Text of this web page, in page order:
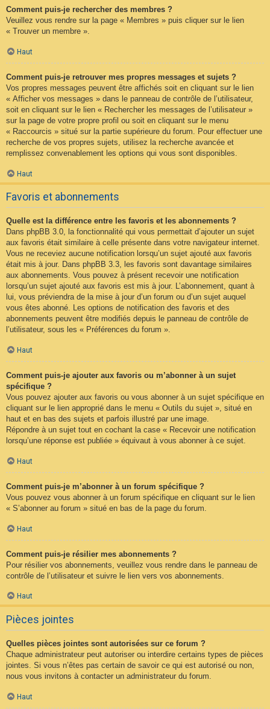
Comment puis-je rechercher des membres ?
Veuillez vous rendre sur la page « Membres » puis cliquer sur le lien
« Trouver un membre ».
Haut
Comment puis-je retrouver mes propres messages et sujets ?
Vos propres messages peuvent être affichés soit en cliquant sur le lien
« Afficher vos messages » dans le panneau de contrôle de l’utilisateur,
soit en cliquant sur le lien « Rechercher les messages de l’utilisateur »
sur la page de votre propre profil ou soit en cliquant sur le menu
« Raccourcis » situé sur la partie supérieure du forum. Pour effectuer une
recherche de vos propres sujets, utilisez la recherche avancée et
remplissez convenablement les options qui vous sont disponibles.
Haut
Favoris et abonnements
Quelle est la différence entre les favoris et les abonnements ?
Dans phpBB 3.0, la fonctionnalité qui vous permettait d’ajouter un sujet
aux favoris était similaire à celle présente dans votre navigateur internet.
Vous ne receviez aucune notification lorsqu’un sujet ajouté aux favoris
était mis à jour. Dans phpBB 3.3, les favoris sont davantage similaires
aux abonnements. Vous pouvez à présent recevoir une notification
lorsqu’un sujet ajouté aux favoris est mis à jour. L’abonnement, quant à
lui, vous préviendra de la mise à jour d’un forum ou d’un sujet auquel
vous êtes abonné. Les options de notification des favoris et des
abonnements peuvent être modifiés depuis le panneau de contrôle de
l’utilisateur, sous les « Préférences du forum ».
Haut
Comment puis-je ajouter aux favoris ou m’abonner à un sujet
spécifique ?
Vous pouvez ajouter aux favoris ou vous abonner à un sujet spécifique en
cliquant sur le lien approprié dans le menu « Outils du sujet », situé en
haut et en bas des sujets et parfois illustré par une image.
Répondre à un sujet tout en cochant la case « Recevoir une notification
lorsqu’une réponse est publiée » équivaut à vous abonner à ce sujet.
Haut
Comment puis-je m’abonner à un forum spécifique ?
Vous pouvez vous abonner à un forum spécifique en cliquant sur le lien
« S’abonner au forum » situé en bas de la page du forum.
Haut
Comment puis-je résilier mes abonnements ?
Pour résilier vos abonnements, veuillez vous rendre dans le panneau de
contrôle de l’utilisateur et suivre le lien vers vos abonnements.
Haut
Pièces jointes
Quelles pièces jointes sont autorisées sur ce forum ?
Chaque administrateur peut autoriser ou interdire certains types de pièces
jointes. Si vous n’êtes pas certain de savoir ce qui est autorisé ou non,
nous vous invitons à contacter un administrateur du forum.
Haut